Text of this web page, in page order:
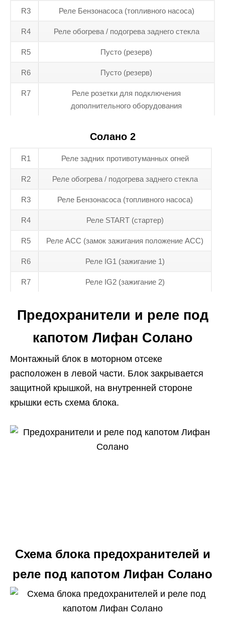
R3 Реле Бензонасоса (топливного насоса)
R4 Реле обогрева / подогрева заднего стекла
R5 Пусто (резерв)
R6 Пусто (резерв)
R7
Реле розетки для подключения
дополнительного оборудования
Солано 2
R1 Реле задних противотуманных огней
R2 Реле обогрева / подогрева заднего стекла
R3 Реле Бензонасоса (топливного насоса)
R4 Реле START (стартер)
R5 Реле ACC (замок зажигания положение ACC)
R6 Реле IG1 (зажигание 1)
R7 Реле IG2 (зажигание 2)
Предохранители и реле под
капотом Лифан Солано
Монтажный блок в моторном отсеке
расположен в левой части. Блок закрывается
защитной крышкой, на внутренней стороне
крышки есть схема блока.
Схема блока предохранителей и
реле под капотом Лифан Солано